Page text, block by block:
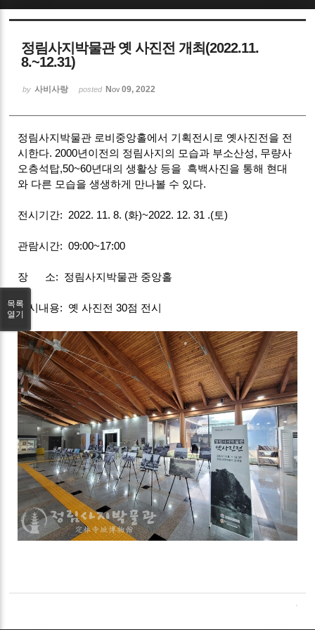
정림사지박물관 옛 사진전 개최(2022.11.
8.~12.31)
by 사비사랑 posted Nov 09, 2022
정림사지박물관 로비중앙홀에서 기획전시로 옛사진전을 전
시한다. 2000년이전의 정림사지의 모습과 부소산성, 무량사
오층석탑,50~60년대의 생활상 등을 흑백사진을 통해 현대
와 다른 모습을 생생하게 만나볼 수 있다.
전시기간: 2022. 11. 8. (화)~2022. 12. 31 .(토)
관람시간: 09:00~17:00
장 소: 정림사지박물관 중앙홀
전시내용: 옛 사진전 30점 전시
목록
열기
Sketchbook5, 스케치북5
Sketchbook5, 스케치북5